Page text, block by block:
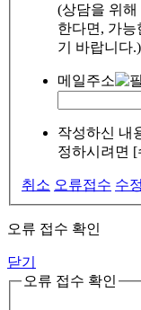
(상담을 위
한다면, 가능
기 바랍니다.)
메일주소
작성하신 내
정하시려면
취소 오류접수 수정
오류 접수 확인
닫기
오류 접수 확인